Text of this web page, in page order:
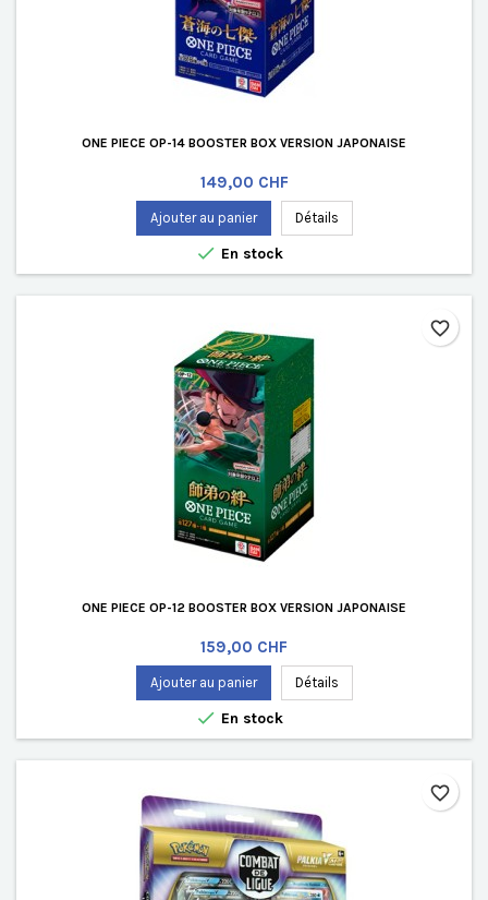
ONE PIECE OP-14 BOOSTER BOX VERSION JAPONAISE
Prix
149,00 CHF
Ajouter au panier Détails
 En stock
ONE PIECE OP-12 BOOSTER BOX VERSION JAPONAISE
Prix
159,00 CHF
Ajouter au panier Détails
 En stock
favorite_border
favorite_border